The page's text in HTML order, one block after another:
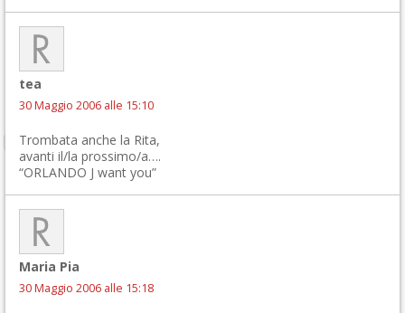
tea
30 Maggio 2006 alle 15:10
Trombata anche la Rita,
avanti il/la prossimo/a….
“ORLANDO J want you”
Maria Pia
30 Maggio 2006 alle 15:18